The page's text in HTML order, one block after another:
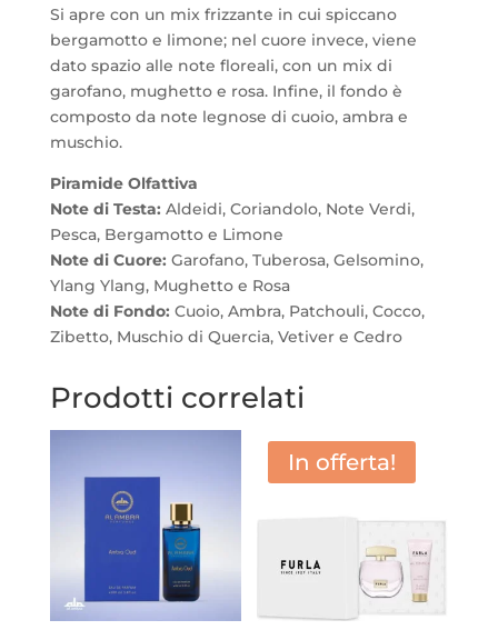
Si apre con un mix frizzante in cui spiccano
bergamotto e limone; nel cuore invece, viene
dato spazio alle note floreali, con un mix di
garofano, mughetto e rosa. Infine, il fondo è
composto da note legnose di cuoio, ambra e
muschio.
Piramide Olfattiva
Note di Testa: Aldeidi, Coriandolo, Note Verdi,
Pesca, Bergamotto e Limone
Note di Cuore: Garofano, Tuberosa, Gelsomino,
Ylang Ylang, Mughetto e Rosa
Note di Fondo: Cuoio, Ambra, Patchouli, Cocco,
Zibetto, Muschio di Quercia, Vetiver e Cedro
Prodotti correlati
In offerta!